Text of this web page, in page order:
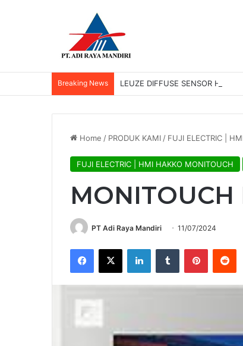
Breaking News LEUZE DIFFUSE SENSOR HRTR
Home / PRODUK KAMI / FUJI ELECTRIC |
FUJI ELECTRIC | HMI HAKKO MONITOUCH
MONITOUCH
PT Adi Raya Mandiri 11/07/2024
Facebook
X LinkedInTumblr Pinterest